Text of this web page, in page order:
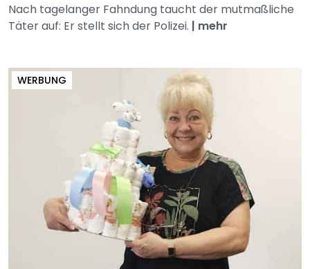
Nach tagelanger Fahndung taucht der mutmaßliche
Täter auf: Er stellt sich der Polizei. | mehr
WERBUNG